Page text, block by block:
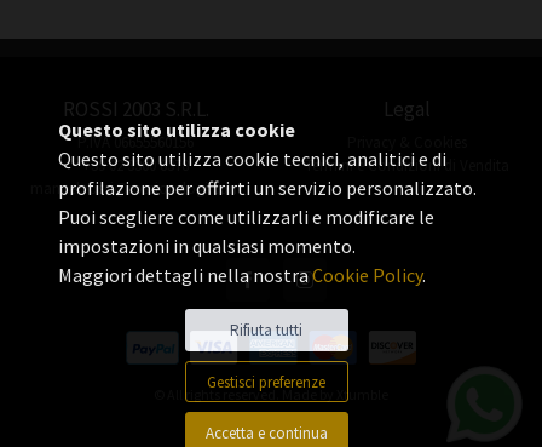
ROSSI 2003 S.R.L.
P.IVA 06655560156
+39 02 3360 8378
manuel.rossi@rossiorologi.com
Legal
Termini e Condizioni di Vendita
© All rights reserved. Made by
Questo sito utilizza cookie
Questo sito utilizza cookie tecnici, analitici e di
profilazione per offrirti un servizio personalizzato.
Puoi scegliere come utilizzarli e modificare le
impostazioni in qualsiasi momento.
Maggiori dettagli nella nostraCookie Policy.
Rifiuta tutti
Gestisci preferenze
Accetta e continua